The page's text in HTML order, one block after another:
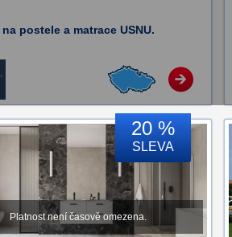
postele a matrace USNU.
20 %
SLEVA
Platnost není časově omezena.